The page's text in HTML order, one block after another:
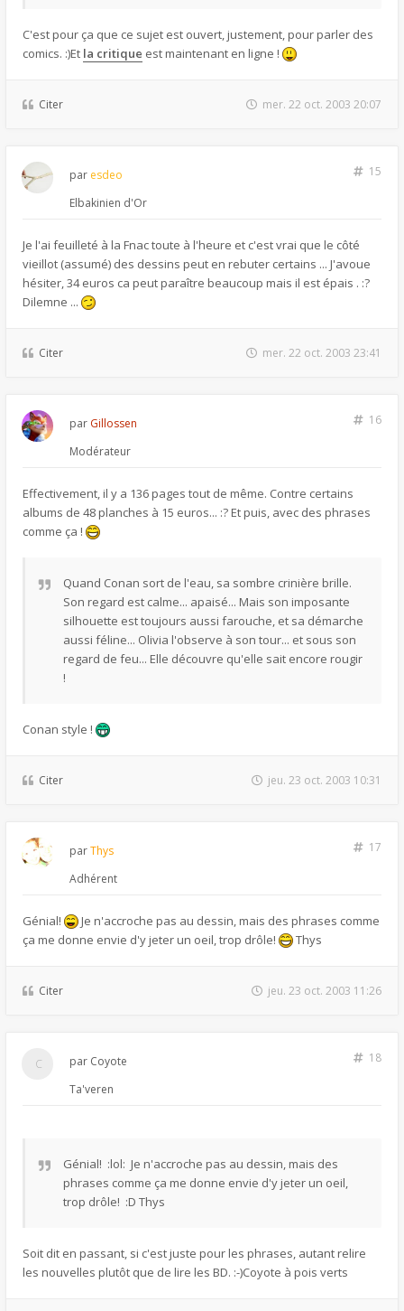
C'est pour ça que ce sujet est ouvert, justement, pour parler des
comics. :)Et la critique est maintenant en ligne !
Citer mer. 22 oct. 2003 20:07
15
par esdeo
Elbakinien d'Or
Je l'ai feuilleté à la Fnac toute à l'heure et c'est vrai que le côté
vieillot (assumé) des dessins peut en rebuter certains ... J'avoue
hésiter, 34 euros ca peut paraître beaucoup mais il est épais . :?
Dilemne ...
Citer mer. 22 oct. 2003 23:41
16
par Gillossen
Modérateur
Effectivement, il y a 136 pages tout de même. Contre certains
albums de 48 planches à 15 euros... :? Et puis, avec des phrases
comme ça !
Quand Conan sort de l'eau, sa sombre crinière brille.
Son regard est calme... apaisé... Mais son imposante
silhouette est toujours aussi farouche, et sa démarche
aussi féline... Olivia l'observe à son tour... et sous son
regard de feu... Elle découvre qu'elle sait encore rougir
!
Conan style !
Citer jeu. 23 oct. 2003 10:31
17
parThys
Adhérent
Génial!
Je n'accroche pas au dessin, mais des phrases comme
ça me donne envie d'y jeter un oeil, trop drôle!
Thys
Citer jeu. 23 oct. 2003 11:26
18
par Coyote
Ta'veren
Génial! :lol: Je n'accroche pas au dessin, mais des
phrases comme ça me donne envie d'y jeter un oeil,
trop drôle! :D Thys
Soit dit en passant, si c'est juste pour les phrases, autant relire
les nouvelles plutôt que de lire les BD. :-)Coyote à pois verts